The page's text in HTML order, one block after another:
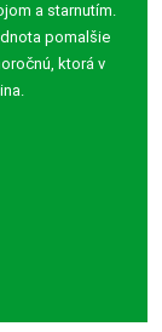
a starnutím.
pomalšie
ktorá v